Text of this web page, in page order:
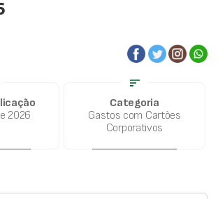
2026
sort
Categoria
Gastos com Cartões
Corporativos